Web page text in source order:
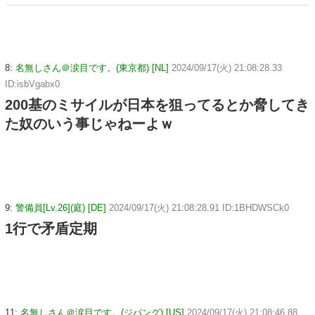
8: 名無しさん＠涙目です。(東京都) [NL] 2024/09/17(火) 21:08:28.33
ID:isbVgabx0
200基のミサイルが日本を狙ってるとか脅してき
た奴のいう事じゃねーよｗ
9: 警備員[Lv.26](庭) [DE] 2024/09/17(火) 21:08:28.91 ID:1BHDWSCk0
1行で矛盾定期
11: 名無しさん＠涙目です。(ジパング) [US] 2024/09/17(火) 21:08:46.88